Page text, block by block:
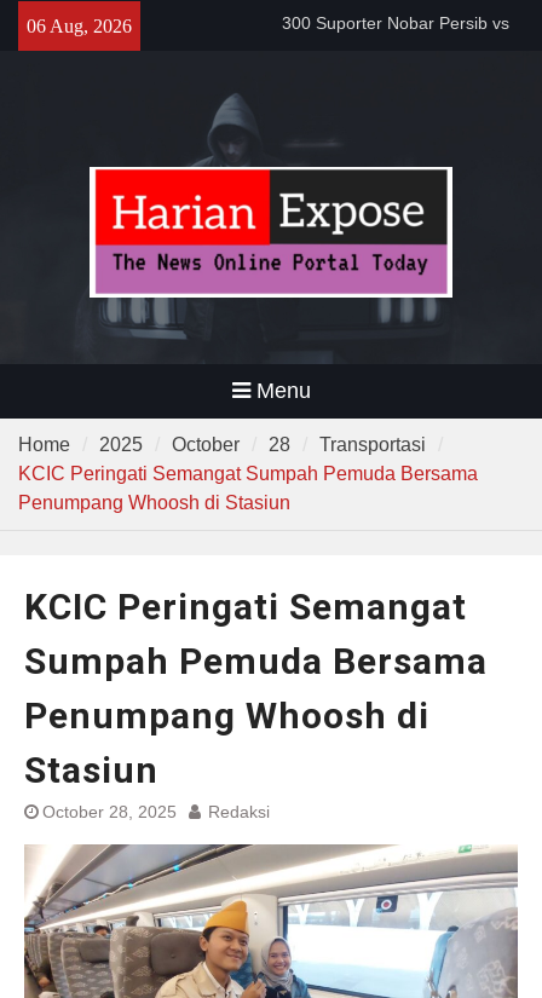
06 Aug, 2026
Persija di Pamarayan, Polisi
MUI ke Al-Azhar dan Madinah
Lewat Program PWD 2026
Menu
Home 2025 October 28
Transportasi
KCIC Peringati Semangat Sumpah Pemuda Bersama
Penumpang Whoosh di Stasiun
KCIC Peringati Semangat
Sumpah Pemuda Bersama
Penumpang Whoosh di
Stasiun
October 28, 2025 Redaksi